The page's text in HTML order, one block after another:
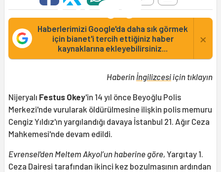
Haberlerimizi Google'da daha sık görmek
için bianet'i tercih ettiğiniz haber
kaynaklarına ekleyebilirsiniz...
×
Haberin İngilizcesiiçin tıklayın
Nijeryalı Festus Okey'in 14 yıl önce Beyoğlu Polis
Merkezi'nde vurularak öldürülmesine ilişkin polis memuru
Cengiz Yıldız'ın yargılandığı davaya İstanbul 21. Ağır Ceza
Mahkemesi'nde devam edildi.
Evrensel'den Meltem Akyol’un haberine göre, Yargıtay 1.
Ceza Dairesi tarafından ikinci kez bozulmasının ardından